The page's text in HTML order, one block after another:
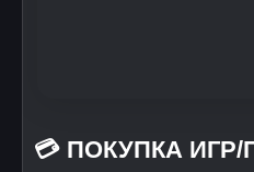
💳 ПОКУПКА ИГР/